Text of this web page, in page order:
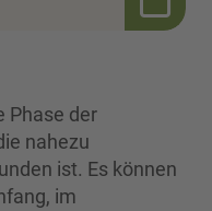
Phase der
nahezu
ist. Es können
im